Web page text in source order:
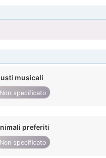
musicali
Non specificato
preferiti
Non specificato